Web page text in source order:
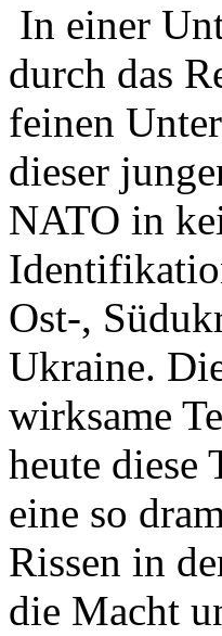
In einer
durch das
feinen
dieser
NATO in
Ost-,
Ukraine.
wirksame
heute diese
eine so
Rissen in
die Macht